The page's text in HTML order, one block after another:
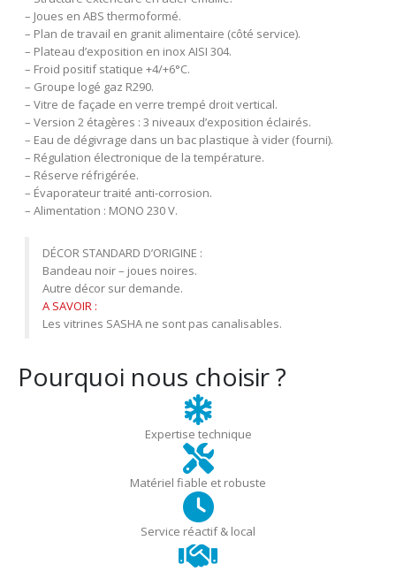
– Joues en ABS thermoformé.
– Plan de travail en granit alimentaire (côté service).
– Plateau d’exposition en inox AISI 304.
– Froid positif statique +4/+6°C.
– Groupe logé gaz R290.
– Vitre de façade en verre trempé droit vertical.
– Version 2 étagères : 3 niveaux d’exposition éclairés.
– Eau de dégivrage dans un bac plastique à vider (fourni).
– Régulation électronique de la température.
– Réserve réfrigérée.
– Évaporateur traité anti-corrosion.
– Alimentation : MONO 230 V.
DÉCOR STANDARD D’ORIGINE :
Bandeau noir – joues noires.
Autre décor sur demande.
A SAVOIR :
Les vitrines SASHA ne sont pas canalisables.
Pourquoi nous choisir ?
Expertise technique
Matériel fiable et robuste
Service réactif & local